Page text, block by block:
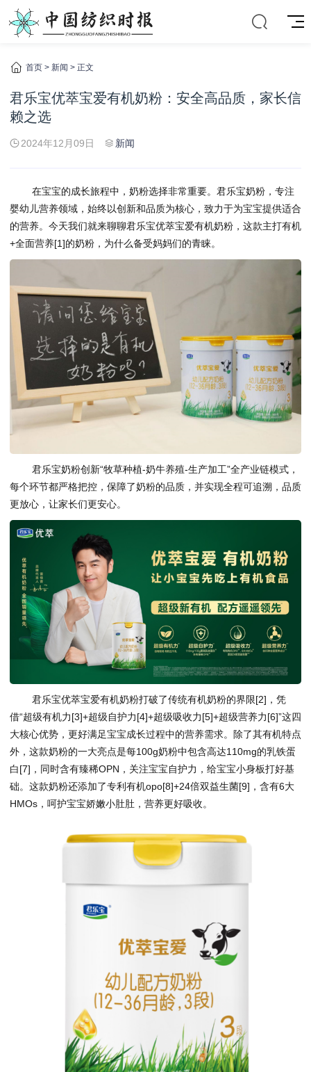
首页 > 新闻 > 正文
君乐宝优萃宝爱有机奶粉：安全高品质，家长信
赖之选
2024年12月09日 新闻
在宝宝的成长旅程中，奶粉选择非常重要。君乐宝奶粉，专注
婴幼儿营养领域，始终以创新和品质为核心，致力于为宝宝提供适合
的营养。今天我们就来聊聊君乐宝优萃宝爱有机奶粉，这款主打有机
+全面营养[1]的奶粉，为什么备受妈妈们的青睐。
君乐宝奶粉创新“牧草种植-奶牛养殖-生产加工”全产业链模式，
每个环节都严格把控，保障了奶粉的品质，并实现全程可追溯，品质
更放心，让家长们更安心。
君乐宝优萃宝爱有机奶粉打破了传统有机奶粉的界限[2]，凭
借“超级有机力[3]+超级自护力[4]+超级吸收力[5]+超级营养力[6]”这四
大核心优势，更好满足宝宝成长过程中的营养需求。除了其有机特点
外，这款奶粉的一大亮点是每100g奶粉中包含高达110mg的乳铁蛋
白[7]，同时含有臻稀OPN，关注宝宝自护力，给宝宝小身板打好基
础。这款奶粉还添加了专利有机opo[8]+24倍双益生菌[9]，含有6大
HMOs，呵护宝宝娇嫩小肚肚，营养更好吸收。